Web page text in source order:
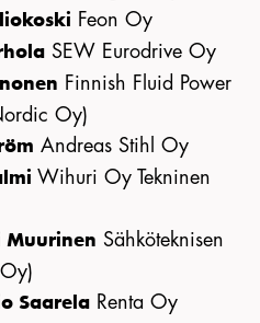
Feon Oy
SEW Eurodrive Oy
Finnish Fluid Power
Oy)
Andreas Stihl Oy
Wihuri Oy Tekninen
Muurinen Sähköteknisen
Saarela Renta Oy